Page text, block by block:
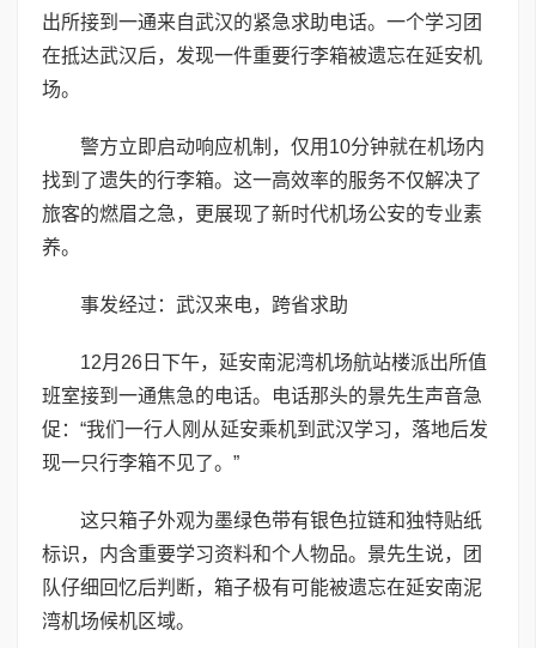
出所接到一通来自武汉的紧急求助电话。一个学习团
在抵达武汉后，发现一件重要行李箱被遗忘在延安机
场。
警方立即启动响应机制，仅用10分钟就在机场内
找到了遗失的行李箱。这一高效率的服务不仅解决了
旅客的燃眉之急，更展现了新时代机场公安的专业素
养。
事发经过：武汉来电，跨省求助
12月26日下午，延安南泥湾机场航站楼派出所值
班室接到一通焦急的电话。电话那头的景先生声音急
促：“我们一行人刚从延安乘机到武汉学习，落地后发
现一只行李箱不见了。”
这只箱子外观为墨绿色带有银色拉链和独特贴纸
标识，内含重要学习资料和个人物品。景先生说，团
队仔细回忆后判断，箱子极有可能被遗忘在延安南泥
湾机场候机区域。